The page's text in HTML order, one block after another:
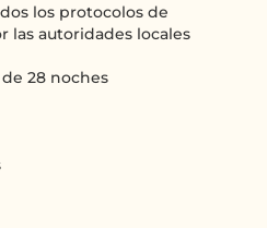
los protocolos de
las autoridades locales
28 noches